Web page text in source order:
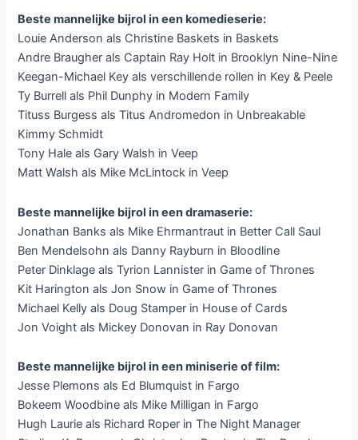
Beste mannelijke bijrol in een komedieserie:
Louie Anderson als Christine Baskets in Baskets
Andre Braugher als Captain Ray Holt in Brooklyn Nine-Nine
Keegan-Michael Key als verschillende rollen in Key & Peele
Ty Burrell als Phil Dunphy in Modern Family
Tituss Burgess als Titus Andromedon in Unbreakable
Kimmy Schmidt
Tony Hale als Gary Walsh in Veep
Matt Walsh als Mike McLintock in Veep
Beste mannelijke bijrol in een dramaserie:
Jonathan Banks als Mike Ehrmantraut in Better Call Saul
Ben Mendelsohn als Danny Rayburn in Bloodline
Peter Dinklage als Tyrion Lannister in Game of Thrones
Kit Harington als Jon Snow in Game of Thrones
Michael Kelly als Doug Stamper in House of Cards
Jon Voight als Mickey Donovan in Ray Donovan
Beste mannelijke bijrol in een miniserie of film:
Jesse Plemons als Ed Blumquist in Fargo
Bokeem Woodbine als Mike Milligan in Fargo
Hugh Laurie als Richard Roper in The Night Manager